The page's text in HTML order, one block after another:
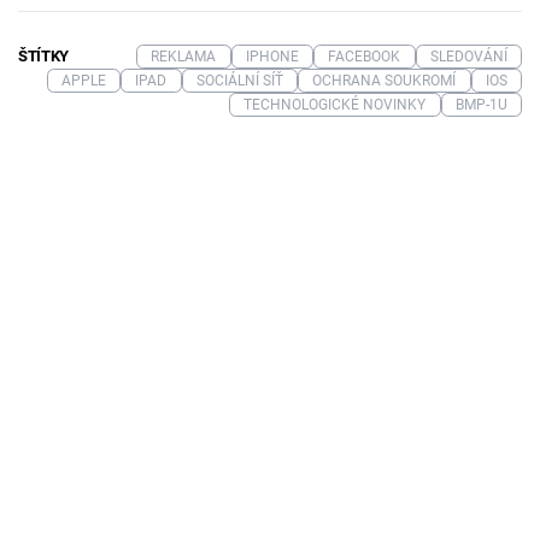
ŠTÍTKY REKLAMA IPHONE FACEBOOK
SLEDOVÁNÍ
APPLE
IPAD SOCIÁLNÍ SÍŤ OCHRANA SOUKROMÍ
IOS
TECHNOLOGICKÉ NOVINKY
BMP-1U